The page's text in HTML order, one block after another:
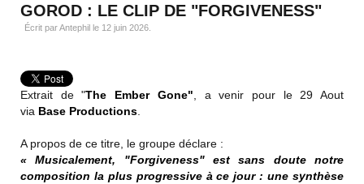
GOROD : LE CLIP DE "FORGIVENESS"
Écrit par Antephil le 12 juin 2026
Extrait de "The Ember Gone" , a venir pour le 29 Aout
via Base Productions
A propos de ce titre, le groupe déclare :
« Musicalement, "Forgiveness" est sans doute notre
composition la plus progressive à ce jour : une synthèse